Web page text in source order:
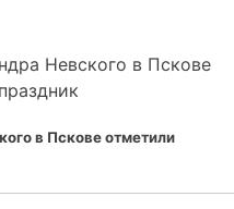
Невского в Пскове
в Пскове отметили